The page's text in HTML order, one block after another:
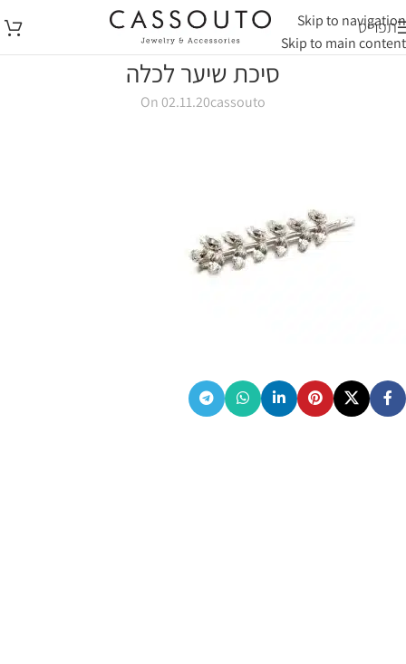
Skip to navigation
Skip to main content
תפריט
סיכת שיער לכלה
cassouto
On 02.11.20